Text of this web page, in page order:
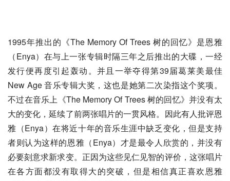
1995年推出的《The Memory Of Trees 树的回忆》是恩雅
（Enya）在与上一张专辑时隔三年之后推出的大碟，一经
发行便再度引起轰动。并且一举夺得第39届葛莱美最佳
New Age 音乐专辑大奖，这也是她第二次染指这个奖项。
不过在音乐上《The Memory Of Trees 树的回忆》并没有太
大的变化，延续了前两张唱片的一贯风格。因此有人批评恩
雅（Enya）在将近十年的音乐生涯中缺乏变化，但是支持
者则认为这样的恩雅（Enya）才是最令人欣赏的，并没有
必要刻意求新求变。正因为这些见仁见智的评价，这张唱片
在各方面都没有取得大的突破，但是相信真正喜欢恩雅